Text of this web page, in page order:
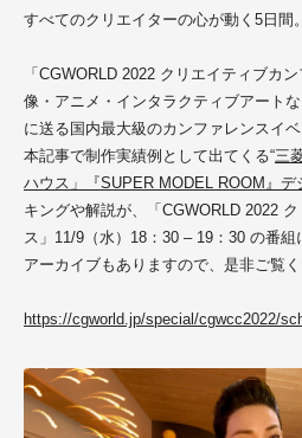
すべてのクリエイターの心が動く5日間。
「CGWORLD 2022 クリエイティブカ
像・アニメ・インタラクティブアート
に送る国内最大級のカンファレンスイベ
本記事で制作実績例として出てくる“三
ハウス」『SUPER MODEL ROOM』デ
キングや解説が、「CGWORLD 2022
ス」11/9（水）18：30 – 19：30 の番組
アーカイブもありますので、是非ご覧く
https://cgworld.jp/special/cgwcc2022/